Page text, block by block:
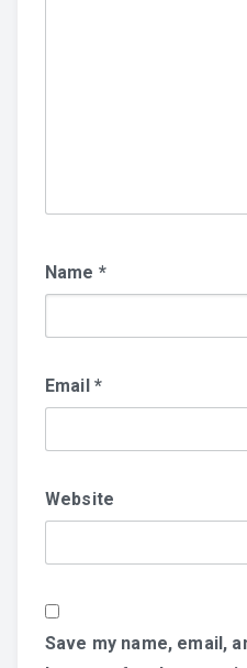
Name *
Email *
Website
Save my name, email,